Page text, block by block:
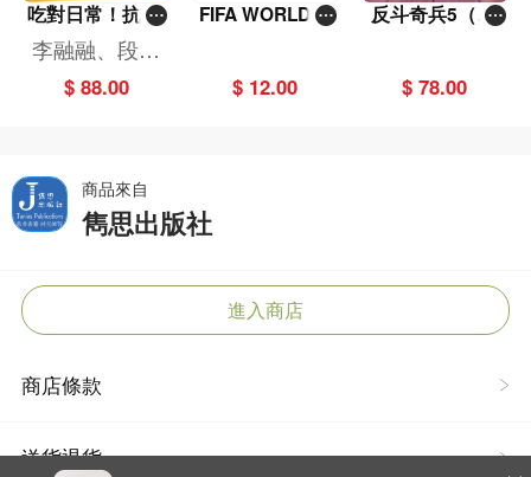
吃對日常！抗炎
減糖飲食法
李融融、段佳
麗,黃梨煜、顧
凱辰
$ 88.00
FIFA WORLD C
包）
$ 12.00
反斗奇兵5（圖
$ 78.00
商品來自
雋思出版社
進入商店
商店條款
送貨退貨